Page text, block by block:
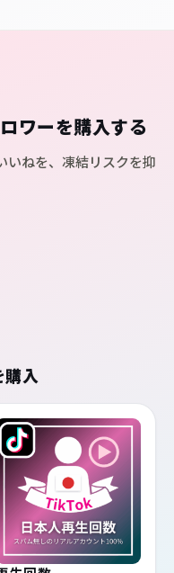
ワーを購入する
いねを、凍結リスクを抑
購入